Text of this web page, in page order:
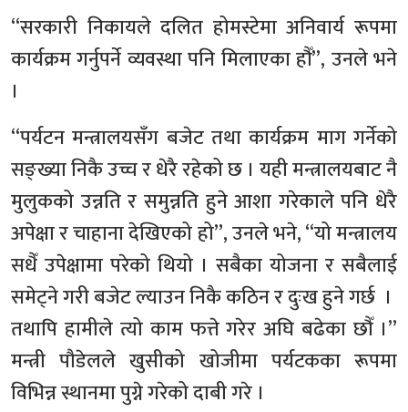
“सरकारी निकायले दलित होमस्टेमा अनिवार्य रूपमा
कार्यक्रम गर्नुपर्ने व्यवस्था पनि मिलाएका हौँ”, उनले भने
।
“पर्यटन मन्त्रालयसँग बजेट तथा कार्यक्रम माग गर्नेको
सङ्ख्या निकै उच्च र धेरै रहेको छ । यही मन्त्रालयबाट नै
मुलुकको उन्नति र समुन्नति हुने आशा गरेकाले पनि धेरै
अपेक्षा र चाहाना देखिएको हो”, उनले भने, “यो मन्त्रालय
सधैँ उपेक्षामा परेको थियो । सबैका योजना र सबैलाई
समेट्ने गरी बजेट ल्याउन निकै कठिन र दुःख हुने गर्छ ।
तथापि हामीले त्यो काम फत्ते गरेर अघि बढेका छौँ ।”
मन्त्री पौडेलले खुसीको खोजीमा पर्यटकका रूपमा
विभिन्न स्थानमा पुग्ने गरेको दाबी गरे ।